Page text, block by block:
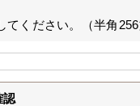
ください。（半角256
認